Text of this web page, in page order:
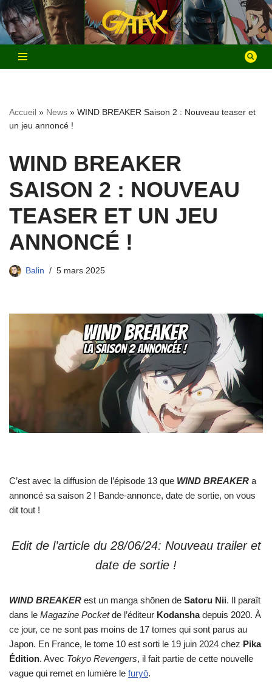
Aller
au
contenu
Accueil » News » WIND BREAKER Saison 2 : Nouveau teaser et
un jeu annoncé !
WIND BREAKER
SAISON 2 : NOUVEAU
TEASER ET UN JEU
ANNONCÉ !
Balin 5 mars 2025
C’est avec la diffusion de l’épisode 13 que WIND BREAKER a
annoncé sa saison 2 ! Bande-annonce, date de sortie, on vous
dit tout !
Edit de l’article du 28/06/24: Nouveau trailer et
date de sortie !
WIND BREAKER est un manga shōnen de Satoru Nii. Il paraît
dans le Magazine Pocketde l’éditeur Kodanshadepuis 2020. À
ce jour, ce ne sont pas moins de 17 tomes qui sont parus au
Japon. En France, le tome 10 est sorti le 19 juin 2024 chez Pika
Édition. Avec Tokyo Revengers, il fait partie de cette nouvelle
vague qui remet en lumière le furyō.